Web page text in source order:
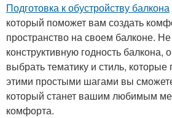
Подготовка к обустройству балкона
который поможет вам создать
пространство на своем балконе.
конструктивную годность балкона,
выбрать тематику и стиль,
этими простыми шагами вы
который станет вашим любимым
комфорта.